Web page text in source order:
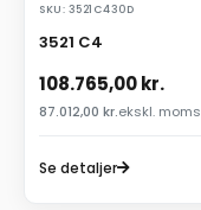
SKU: 3521C430D
3521 C4
108.765,00kr.
87.012,00 kr.ekskl. moms
Se detaljer